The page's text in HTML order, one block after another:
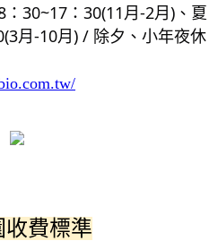
30~17：30(11月-2月)、 夏
月-10月) / 除夕、小年夜休
費標準